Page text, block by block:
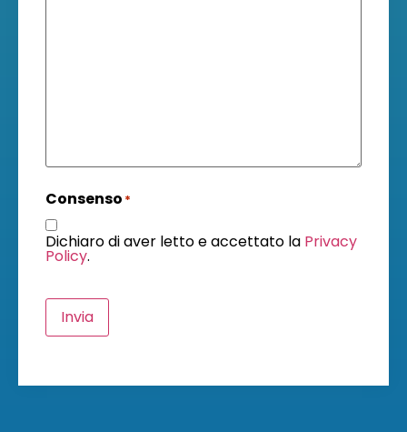
Consenso *
Dichiaro di aver letto e accettato la Privacy
Policy.
Invia